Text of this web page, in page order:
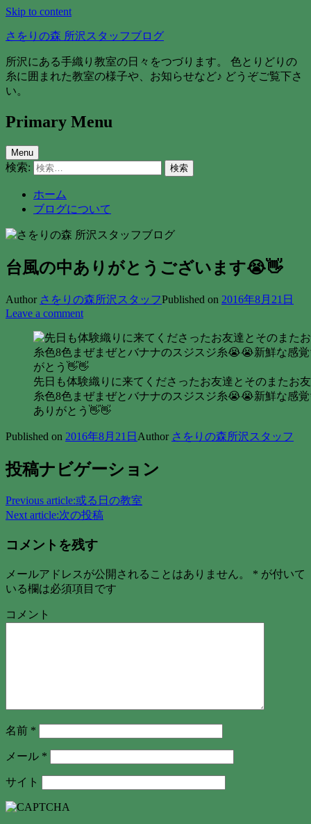
Skip to content
さをりの森 所沢スタッフブログ
所沢にある手織り教室の日々をつづります。 色とりどりの
糸に囲まれた教室の様子や、お知らせなど♪ どうぞご覧下さ
い。
Primary Menu
Menu
検索:
ホーム
ブログについて
台風の中ありがとうございます😭👋
Author さをりの森所沢スタッフPublished on 2016年8月21日
Leave a comment
先日も体験織りに来てくださったお友達とそのまたお
糸色8色まぜまぜとバナナのスジスジ糸😭😭新鮮な感覚
ありがとう👋👋
Published on 2016年8月21日 Author さをりの森所沢スタッフ
投稿ナビゲーション
Previous article:或る日の教室
Next article:次の投稿
コメントを残す
メールアドレスが公開されることはありません。 * が付いて
いる欄は必須項目です
コメント
名前 *
メール *
サイト